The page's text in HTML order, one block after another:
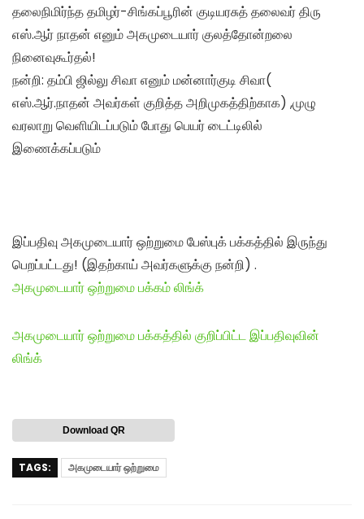
தலைநிமிர்ந்த தமிழர்-சிங்கப்பூரின் குடியரசுத் தலைவர் திரு
எஸ்.ஆர் நாதன் எனும் அகமுடையார் குலத்தோன்றலை
நினைவுகூர்தல்!
நன்றி: தம்பி ஜில்லு சிவா எனும் மன்னார்குடி சிவா(
எஸ்.ஆர்.நாதன் அவர்கள் குறித்த அறிமுகத்திற்காக) ,முழு
வரலாறு வெளியிடப்படும் போது பெயர் டைட்டிலில்
இணைக்கப்படும்
இப்பதிவு அகமுடையார் ஒற்றுமை பேஸ்புக் பக்கத்தில் இருந்து
பெறப்பட்டது! (இதற்காய் அவர்களுக்கு நன்றி) .
அகமுடையார் ஒற்றுமை பக்கம் லிங்க்
அகமுடையார் ஒற்றுமை பக்கத்தில் குறிப்பிட்ட இப்பதிவுவின்
லிங்க்
Download QR
TAGS: அகமுடையார் ஒற்றுமை